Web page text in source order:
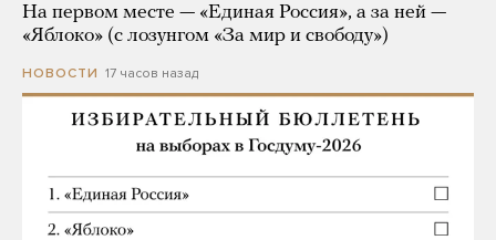
На первом месте — «Единая Россия», а за ней —
«Яблоко» (с лозунгом «За мир и свободу»)
НОВОСТИ 17 часов назад